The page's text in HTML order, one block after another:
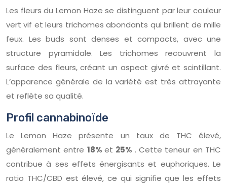
Les fleurs du Lemon Haze se distinguent par leur couleur
vert vif et leurs trichomes abondants qui brillent de mille
feux. Les buds sont denses et compacts, avec une
structure pyramidale. Les trichomes recouvrent la
surface des fleurs, créant un aspect givré et scintillant.
L’apparence générale de la variété est très attrayante
et reflète sa qualité.
Profil cannabinoïde
Le Lemon Haze présente un taux de THC élevé,
généralement entre 18%et 25% . Cette teneur en THC
contribue à ses effets énergisants et euphoriques. Le
ratio THC/CBD est élevé, ce qui signifie que les effets